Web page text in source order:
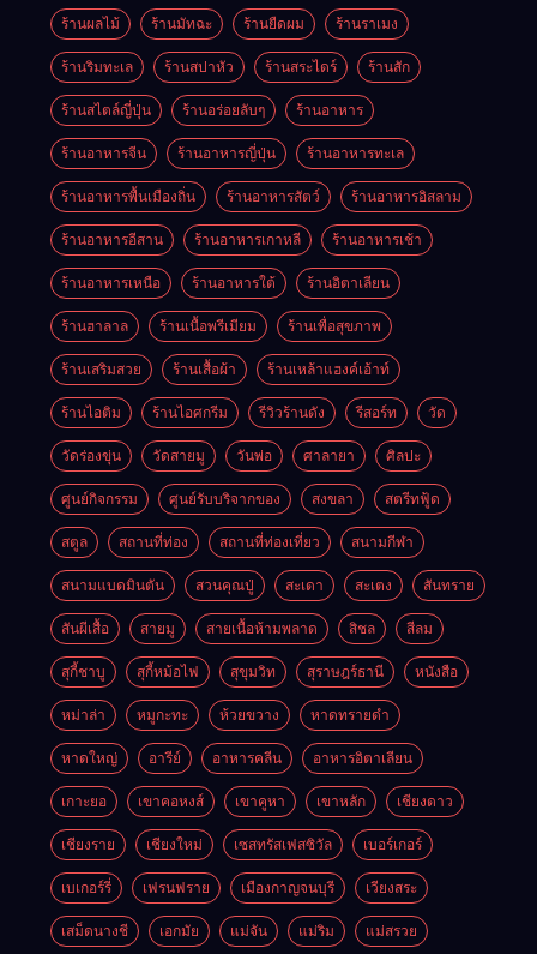
ร้านผลไม้ ร้านมัทฉะ ร้านยืดผม ร้านราเมง
ร้านริมทะเล ร้านสปาหัว ร้านสระไดร์ ร้านสัก
ร้านสไตล์ญี่ปุ่น ร้านอร่อยลับๆ ร้านอาหาร
ร้านอาหารจีน ร้านอาหารญี่ปุ่น ร้านอาหารทะเล
ร้านอาหารพื้นเมืองถิ่น ร้านอาหารสัตว์ ร้านอาหารอิสลาม
ร้านอาหารอีสาน ร้านอาหารเกาหลี ร้านอาหารเช้า
ร้านอาหารเหนือ ร้านอาหารใต้ ร้านอิตาเลียน
ร้านฮาลาล ร้านเนื้อพรีเมียม ร้านเพื่อสุขภาพ
ร้านเสริมสวย ร้านเสื้อผ้า ร้านเหล้าแฮงค์เอ้าท์
ร้านไอติม ร้านไอศกรีม รีวิวร้านดัง รีสอร์ท วัด
วัดร่องขุ่น วัดสายมู วันพ่อ ศาลายา ศิลปะ
ศูนย์กิจกรรม ศูนย์รับบริจากของ สงขลา สตรีทฟู้ด
สตูล สถานที่ท่อง สถานที่ท่องเที่ยว สนามกีฬา
สนามแบดมินตัน สวนคุณปู่ สะเดา สะเตง สันทราย
สันผีเสื้อ สายมู สายเนื้อห้ามพลาด สิชล สีลม
สุกี้ชาบู สุกี้หม้อไฟ สุขุมวิท สุราษฎร์ธานี หนังสือ
หม่าล่า หมูกะทะ ห้วยขวาง หาดทรายดำ
หาดใหญ่ อารีย์ อาหารคลีน อาหารอิตาเลียน
เกาะยอ เขาคอหงส์ เขาคูหา เขาหลัก เชียงดาว
เชียงราย เชียงใหม่ เซสทรัสเฟสซิวัล เบอร์เกอร์
เบเกอร์รี่ เฟรนฟราย เมืองกาญจนบุรี เวียงสระ
เสม็ดนางชี เอกมัย แม่จัน แม่ริม แม่สรวย